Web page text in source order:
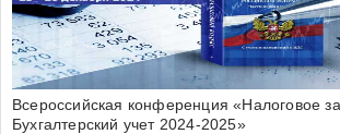
Всероссийская конференция «Налоговое
Бухгалтерский учет 2024-2025»